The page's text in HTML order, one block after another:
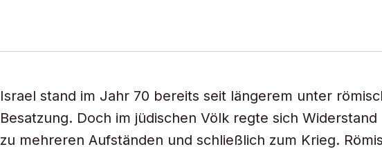
Israel stand im Jahr 70 bereits seit längerem unter
Besatzung. Doch im jüdischen Völk regte sich Widerstand
zu mehreren Aufständen und schließlich zum Krieg.